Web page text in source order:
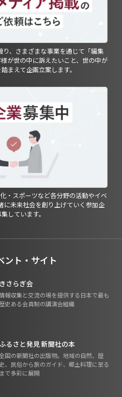
、さまざまな事業を通じて「編集
が世の中に訴えたいこと、世の中が
まえて企画立案します。
・スポーツなど各分野の活動やイベ
に未来社会を創り上げていく参加企
しています。
ント・サイト
きさらぎ会
報収集と交流の場を提供する日本で最も
歴史ある会員制の講演会組織
ふるさと発見 新聞社の本
国の新聞社の出版物。地域の自然、歴
史、民俗から旅のガイド、郷土料理に至る
まで多彩に展開